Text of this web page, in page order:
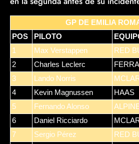
GP DE EMILIA
POS
PILOTO
1
Max Verstappen RED
2
Charles Leclerc
3
Lando Norris
4
Kevin Magnussen HAAS
5
Fernando Alonso
6
Daniel Ricciardo
7
Sergio Pérez RED